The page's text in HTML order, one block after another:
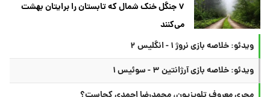
۷ جنگل خنک شمال که تابستان را برایتان بهشت
می‌کنند
ویدئو: خلاصه بازی نروژ ۱ - انگلیس ۲
ویدئو: خلاصه بازی آرژانتین ۳ - سوئیس ۱